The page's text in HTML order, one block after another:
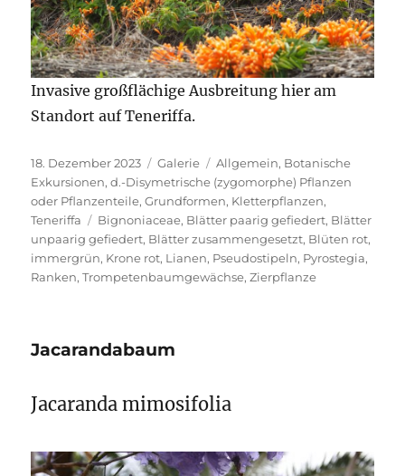
Invasive großflächige Ausbreitung hier am
Standort auf Teneriffa.
Veröffentlicht
am
18. Dezember 2023 Format
Galerie Kategorien
Allgemein, Botanische
Exkursionen,d.-Disymetrische (zygomorphe) Pflanzen
oder Pflanzenteile,Grundformen, Kletterpflanzen,
Teneriffa
Schlagwörter
Bignoniaceae, Blätter paarig gefiedert, Blätter
unpaarig gefiedert, Blätter zusammengesetzt, Blüten rot,
immergrün, Krone rot, Lianen, Pseudostipeln, Pyrostegia,
Ranken,Trompetenbaumgewächse,Zierpflanze
Jacarandabaum
Jacaranda mimosifolia